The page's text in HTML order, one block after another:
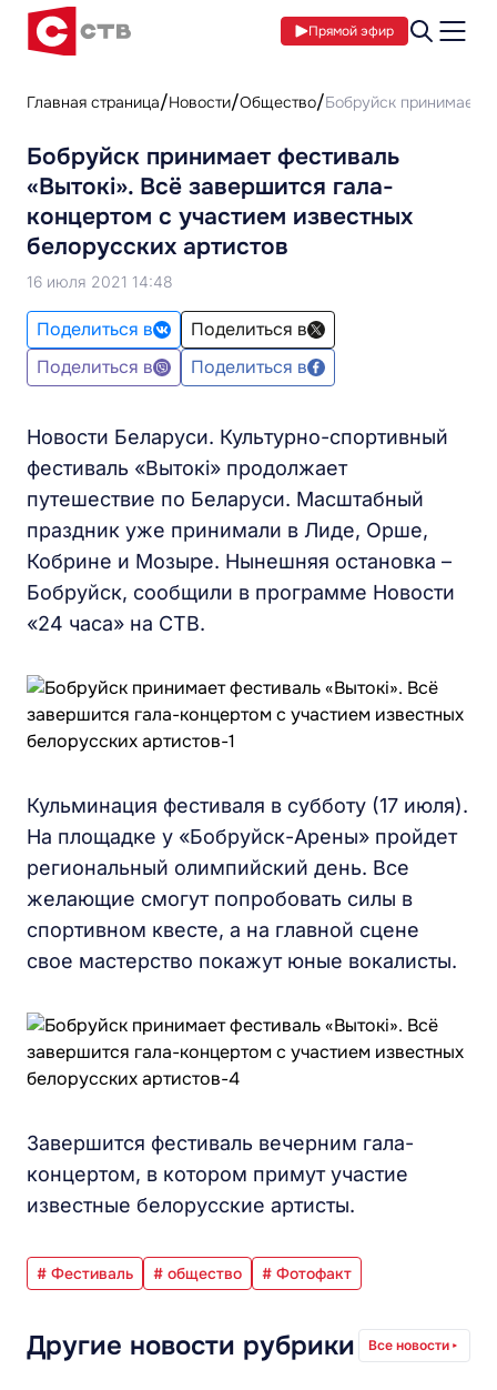
Прямой эфир
Главная страница Новости Общество Бобруйск принимает
Бобруйск принимает фестиваль
«Вытокі». Всё завершится гала-
концертом с участием известных
белорусских артистов
16 июля 2021 14:48
Поделиться в
Поделиться в
Поделиться в
Поделиться в
Новости Беларуси. Культурно-спортивный
фестиваль «Вытокі» продолжает
путешествие по Беларуси. Масштабный
праздник уже принимали в Лиде, Орше,
Кобрине и Мозыре. Нынешняя остановка –
Бобруйск, сообщили в программе Новости
«24 часа» на СТВ.
Кульминация фестиваля в субботу (17 июля).
На площадке у «Бобруйск-Арены» пройдет
региональный олимпийский день. Все
желающие смогут попробовать силы в
спортивном квесте, а на главной сцене
свое мастерство покажут юные вокалисты.
Завершится фестиваль вечерним гала-
концертом, в котором примут участие
известные белорусские артисты.
# Фестиваль # общество # Фотофакт
Другие новости рубрики Все новости